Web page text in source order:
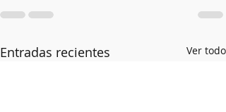
Entradas recientes Ver todo